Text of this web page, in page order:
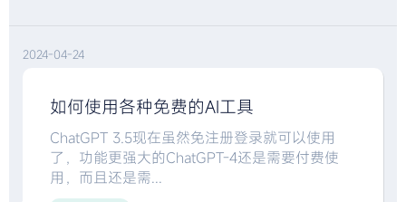
2024-04-24
如何使用各种免费的AI工具
ChatGPT 3.5现在虽然免注册登录就可以使用
了，功能更强大的ChatGPT-4还是需要付费使
用，而且还是需...